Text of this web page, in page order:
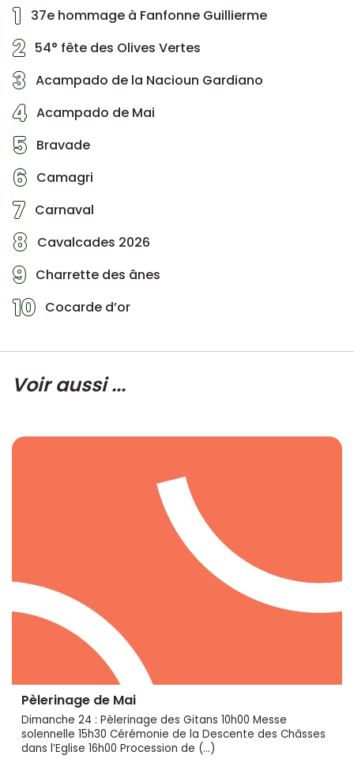
1 37e hommage à Fanfonne Guillierme
2 54° fête des Olives Vertes
3 Acampado de la Nacioun Gardiano
4 Acampado de Mai
5 Bravade
6 Camagri
7 Carnaval
8 Cavalcades 2026
9 Charrette des ânes
10 Cocarde d’or
Voir aussi ...
Pèlerinage de Mai
Dimanche 24 : Pèlerinage des Gitans 10h00 Messe
solennelle 15h30 Cérémonie de la Descente des Châsses
dans l’Eglise 16h00 Procession de (…)